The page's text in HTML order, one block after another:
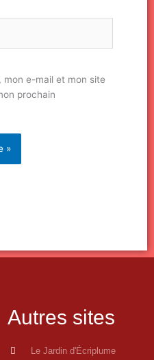
mon e-mail et mon site
prochain
Autres sites
Le Jardin d'Écriplume